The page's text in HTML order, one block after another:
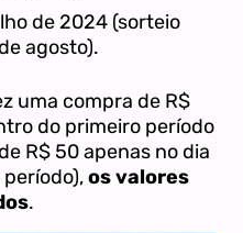
de 2024 (sorteio
agosto).
uma compra de R$
do primeiro período
R$ 50 apenas no dia
os valores
.